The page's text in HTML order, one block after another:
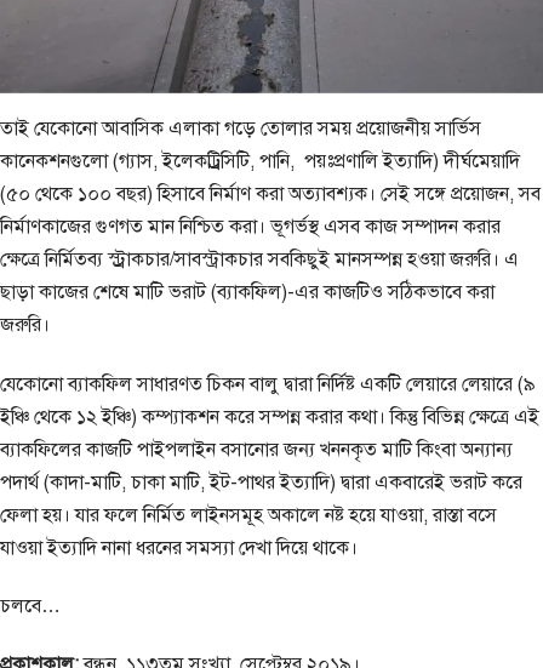
তাই যেকোনো আবাসিক এলাকা গড়ে তোলার সময় প্রয়োজনীয় সার্ভিস
কানেকশনগুলো (গ্যাস, ইলেকট্র্রিসিটি, পানি, পয়ঃপ্রণালি ইত্যাদি) দীর্ঘমেয়াদি
(৫০ থেকে ১০০ বছর) হিসাবে নির্মাণ করা অত্যাবশ্যক। সেই সঙ্গে প্রয়োজন, সব
নির্মাণকাজের গুণগত মান নিশ্চিত করা। ভূগর্ভস্থ এসব কাজ সম্পাদন করার
ক্ষেত্রে নির্মিতব্য স্ট্র্রাকচার/সাবস্ট্রাকচার সবকিছুই মানসম্পন্ন হওয়া জরুরি। এ
ছাড়া কাজের শেষে মাটি ভরাট (ব্যাকফিল)-এর কাজটিও সঠিকভাবে করা
জরুরি।
যেকোনো ব্যাকফিল সাধারণত চিকন বালু দ্বারা নির্দিষ্ট একটি লেয়ারে লেয়ারে (৯
ইঞ্চি থেকে ১২ ইঞ্চি) কম্প্যাকশন করে সম্পন্ন করার কথা। কিন্তু বিভিন্ন ক্ষেত্রে এই
ব্যাকফিলের কাজটি পাইপলাইন বসানোর জন্য খননকৃত মাটি কিংবা অন্যান্য
পদার্থ (কাদা-মাটি, চাকা মাটি, ইট-পাথর ইত্যাদি) দ্বারা একবারেই ভরাট করে
ফেলা হয়। যার ফলে নির্মিত লাইনসমূহ অকালে নষ্ট হয়ে যাওয়া, রাস্তা বসে
যাওয়া ইত্যাদি নানা ধরনের সমস্যা দেখা দিয়ে থাকে।
চলবে…